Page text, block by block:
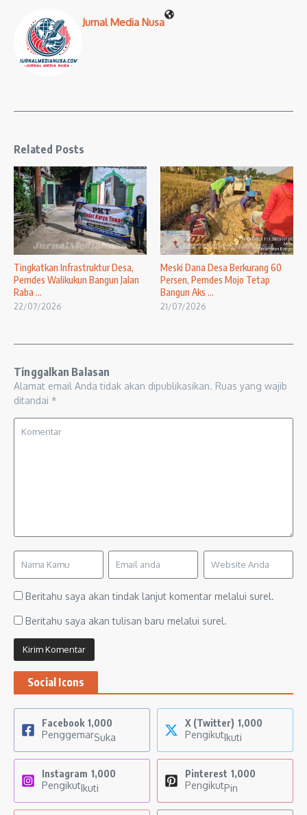
Jurnal Media Nusa
Related Posts
Tingkatkan Infrastruktur Desa,
Pemdes Walikukun Bangun Jalan
Raba ...
22/07/2026
Meski Dana Desa Berkurang 60
Persen, Pemdes Mojo Tetap
Bangun Aks ...
21/07/2026
Tinggalkan Balasan
Alamat email Anda tidak akan dipublikasikan. Ruas yang wajib
ditandai *
Beritahu saya akan tindak lanjut komentar melalui surel.
Beritahu saya akan tulisan baru melalui surel.
Social Icons
Facebook 1,000
PenggemarSuka
X (Twitter) 1,000
PengikutIkuti
Instagram 1,000
PengikutIkuti
Pinterest 1,000
PengikutPin